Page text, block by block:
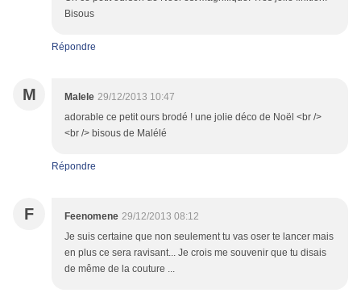
Bisous
Répondre
M Malele 29/12/2013 10:47
adorable ce petit ours brodé ! une jolie déco de Noël <br />
<br /> bisous de Malélé
Répondre
F Feenomene 29/12/2013 08:12
Je suis certaine que non seulement tu vas oser te lancer mais
en plus ce sera ravisant... Je crois me souvenir que tu disais
de même de la couture ...